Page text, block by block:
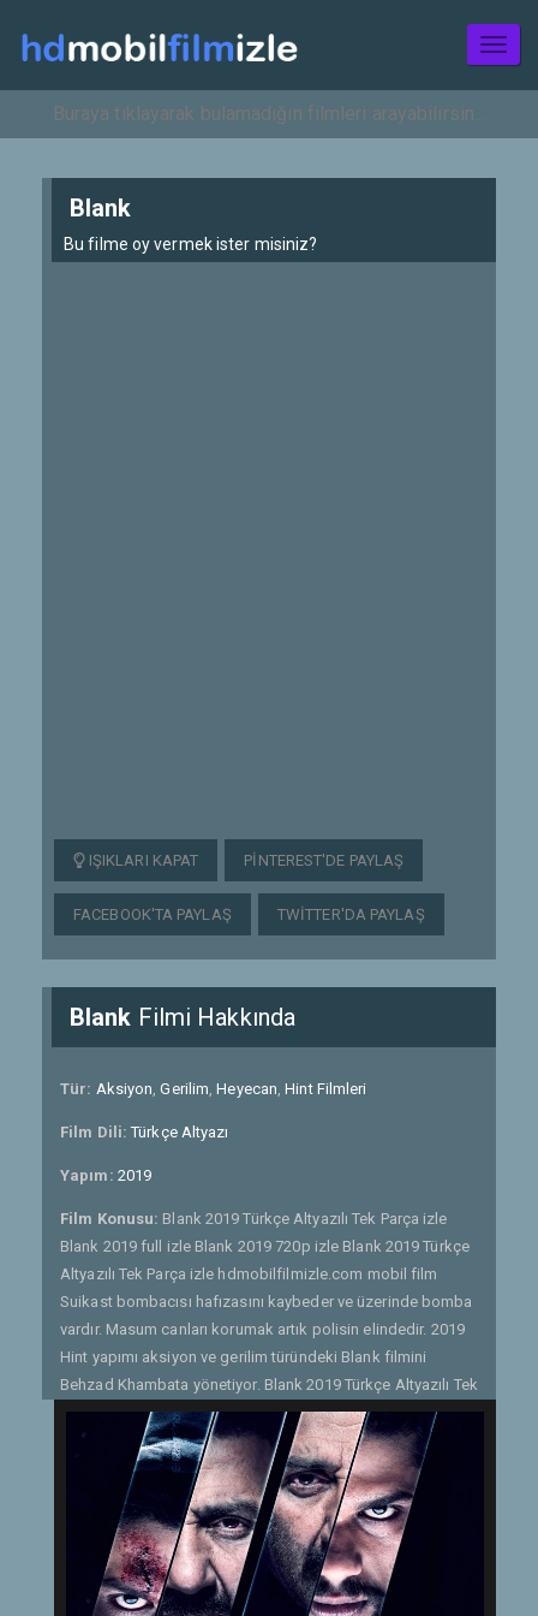
Blank
Bu filme oy vermek ister misiniz?
IŞIKLARI KAPAT PINTEREST'DE PAYLAŞ
FACEBOOK'TA PAYLAŞ TWITTER'DA PAYLAŞ
Blank Filmi Hakkında
Tür: Aksiyon,Gerilim,Heyecan,Hint Filmleri
Film Dili:Türkçe Altyazı
Yapım: 2019
Film Konusu: Blank 2019 Türkçe Altyazılı Tek Parça izle
Blank 2019 full izle Blank 2019 720p izle Blank 2019 Türkçe
Altyazılı Tek Parça izle hdmobilfilmizle.com mobil film
Suikast bombacısı hafızasını kaybeder ve üzerinde bomba
vardır. Masum canları korumak artık polisin elindedir. 2019
Hint yapımı aksiyon ve gerilim türündeki Blank filmini
Behzad Khambata yönetiyor. Blank 2019 Türkçe Altyazılı Tek
Parça izle Blank 2019 Türkçe Altyazılı Tek Parça izle Blank
2019 full izle Blank 2019 720p izle Blank 2019 Türkçe
Altyazılı Tek Parça izle hdmobilfilmizle.com mobil film
Etiketler: Blank 2019 720p hd film izle,Blank 2019 full hd
Blank 2019 tek parça izle,Blank 2019 Türkçe Altyazılı
Blank 2019 Türkçe Altyazılı Tek Parça izle,mobil film